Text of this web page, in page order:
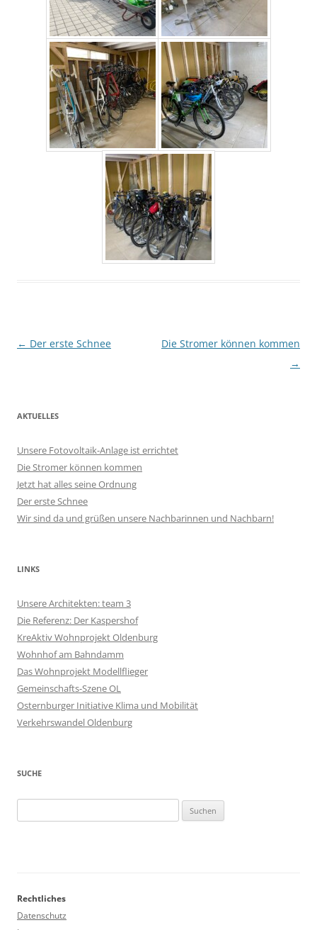
Beitragsnavigation
← Der erste Schnee
Die Stromer können kommen
→
AKTUELLES
Unsere Fotovoltaik-Anlage ist errichtet
Die Stromer können kommen
Jetzt hat alles seine Ordnung
Der erste Schnee
Wir sind da und grüßen unsere Nachbarinnen und Nachbarn!
LINKS
Unsere Architekten: team 3
Die Referenz: Der Kaspershof
KreAktiv Wohnprojekt Oldenburg
Wohnhof am Bahndamm
Das Wohnprojekt Modellflieger
Gemeinschafts-Szene OL
Osternburger Initiative Klima und Mobilität
Verkehrswandel Oldenburg
SUCHE
nach:
Rechtliches
Datenschutz